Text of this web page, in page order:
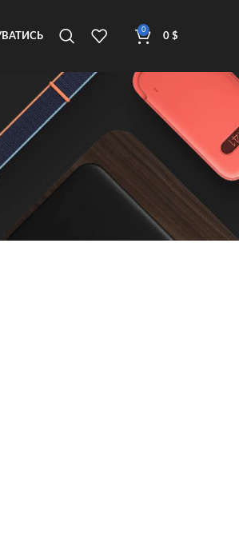
0
0 $